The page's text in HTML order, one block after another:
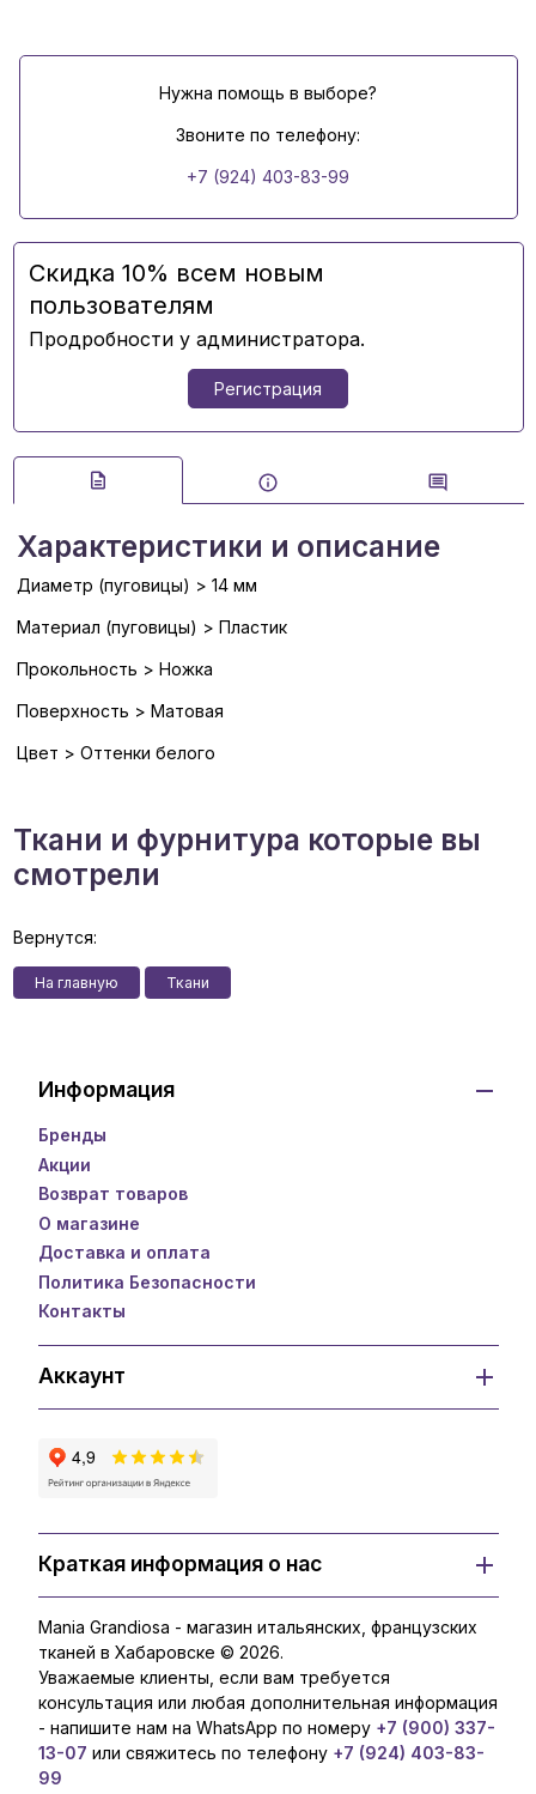
Нужна помощь в выборе?
Звоните по телефону:
+7 (924) 403-83-99
Скидка 10% всем новым
пользователям
Продробности у администратора.
Регистрация
Характеристики и описание
Диаметр (пуговицы) > 14 мм
Материал (пуговицы) > Пластик
Прокольность > Ножка
Поверхность > Матовая
Цвет > Оттенки белого
Ткани и фурнитура которые вы
смотрели
Вернутся:
На главную Ткани
Информация
Бренды
Акции
Возврат товаров
О магазине
Доставка и оплата
Политика Безопасности
Контакты
Аккаунт
Краткая информация о нас
Mania Grandiosa - магазин итальянских, французских
тканей в Хабаровске © 2026.
Уважаемые клиенты, если вам требуется
консультация или любая дополнительная информация
- напишите нам на WhatsApp по номеру +7 (900) 337-
13-07 или свяжитесь по телефону +7 (924) 403-83-
99